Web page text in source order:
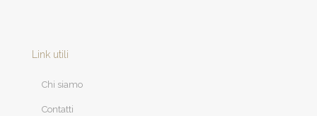
Link utili
Chi siamo
Contatti